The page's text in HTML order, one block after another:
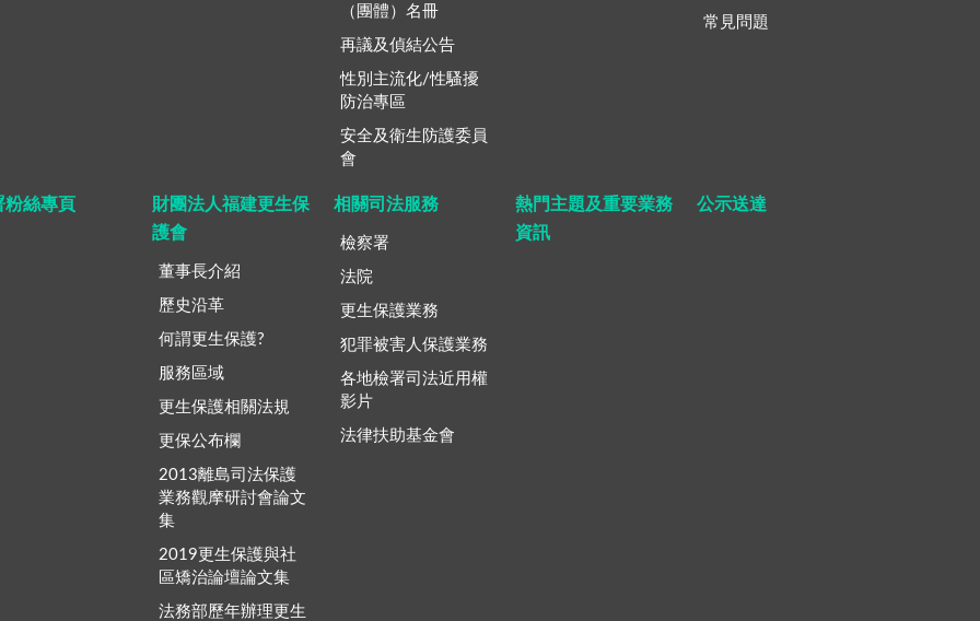
（團體）名冊
再議及偵結公告
性別主流化/性騷擾
防治專區
安全及衛生防護委員
會
常見問題
粉絲專頁
財團法人福建更生保
護會
董事長介紹
歷史沿革
何謂更生保護?
服務區域
更生保護相關法規
更保公布欄
2013離島司法保護
業務觀摩研討會論文
集
2019更生保護與社
區矯治論壇論文集
法務部歷年辦理更生
相關司法服務
檢察署
法院
更生保護業務
犯罪被害人保護業務
各地檢署司法近用權
影片
法律扶助基金會
熱門主題及重要業務
資訊
公示送達